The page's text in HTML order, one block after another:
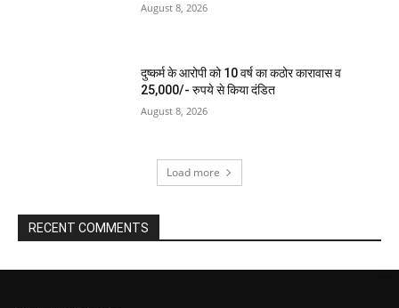
August 8, 2026
दुष्कर्म के आरोपी को 10 वर्ष का कठोर कारावास व
25,000/- रुपये से किया दंडित
August 8, 2026
Load more
RECENT COMMENTS